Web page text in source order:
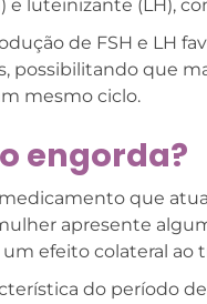
e luteinizante (LH),
de FSH e LH
possibilitando que
mesmo ciclo.
engorda?
que
apresente
efeito colateral
do período